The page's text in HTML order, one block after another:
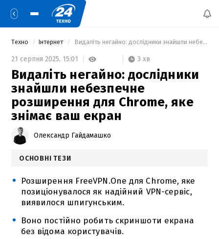
Техно Інтернет Видаліть негайно: дослідники знайшли небезпечне розширення для Chrome, яке знімає ваш екран
21 серпня 2025, 15:01 3 хв
Видаліть негайно: дослідники
знайшли небезпечне
розширення для Chrome, яке
знімає ваш екран
Олександр Гайдамашко
ОСНОВНІ ТЕЗИ
Розширення FreeVPN.One для Chrome, яке
позиціонувалося як надійний VPN-сервіс,
виявилося шпигунським.
Воно постійно робить скриншоти екрана
без відома користувачів.